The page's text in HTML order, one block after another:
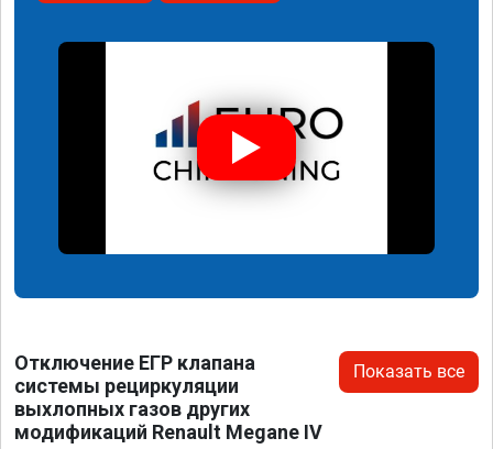
Отключение ЕГР клапана
системы рециркуляции
выхлопных газов других
модификаций Renault Megane IV
Показать все